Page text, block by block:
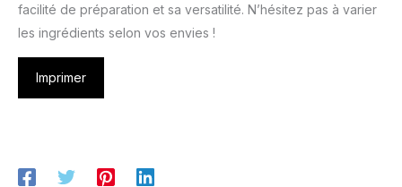
facilité de préparation et sa versatilité. N’hésitez pas à varier
les ingrédients selon vos envies !
Imprimer